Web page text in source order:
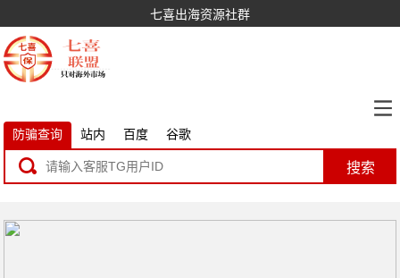
七喜出海资源社群
防骗查询 站内 百度 谷歌
搜索